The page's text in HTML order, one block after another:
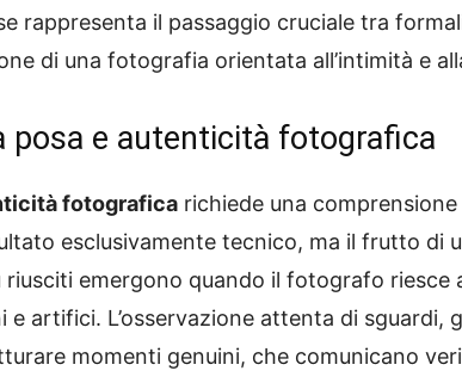
rappresenta il passaggio cruciale tra
di una fotografia orientata all’intimità e
posa e autenticità fotografica
fotografica richiede una
esclusivamente tecnico, ma il frutto di
emergono quando il fotografo
e artifici. L’osservazione attenta di
momenti genuini, che comunicano